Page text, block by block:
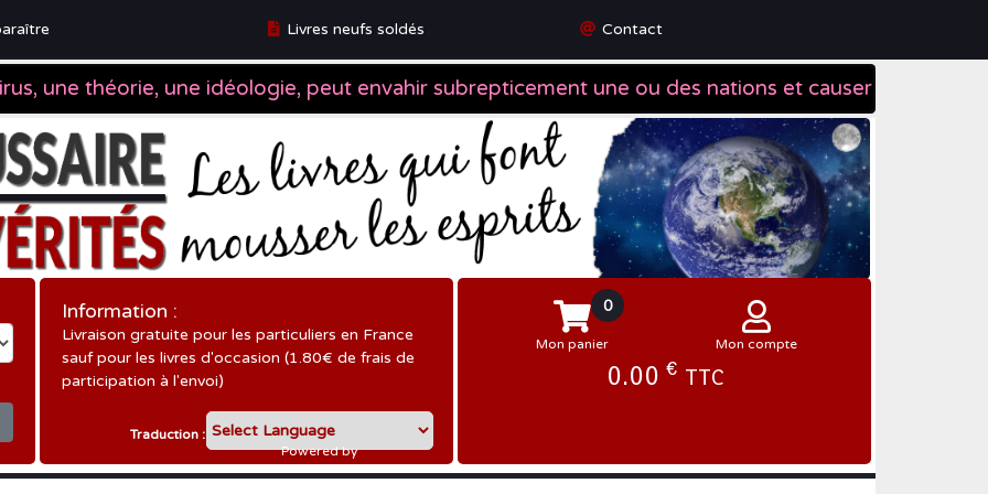
Livres neufs soldés Contact
Information :
Livraison gratuite pour les particuliers en France
sauf pour les livres d'occasion (1.80€ de frais de
participation à l'envoi)
Traduction :
Powered by
Translate
Mon compte
0
Mon panier
0.00 € TTC